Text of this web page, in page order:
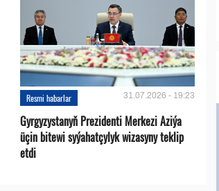
Resmi habarlar 31.07.2026 - 19:23
Gyrgyzystanyň Prezidenti Merkezi Aziýa
üçin bitewi syýahatçylyk wizasyny teklip
etdi